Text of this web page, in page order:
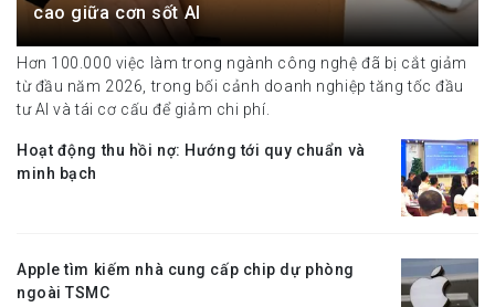
cao giữa cơn sốt AI
Hơn 100.000 việc làm trong ngành công nghệ đã bị cắt giảm
từ đầu năm 2026, trong bối cảnh doanh nghiệp tăng tốc đầu
tư AI và tái cơ cấu để giảm chi phí.
Hoạt động thu hồi nợ: Hướng tới quy chuẩn và
minh bạch
Apple tìm kiếm nhà cung cấp chip dự phòng
ngoài TSMC